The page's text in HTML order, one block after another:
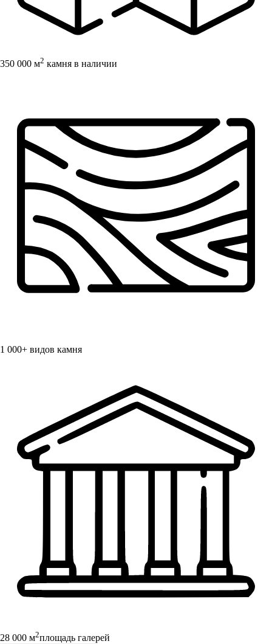
350 000 м2 камня в наличии
1 000+ видов камня
28 000 м2площадь галерей